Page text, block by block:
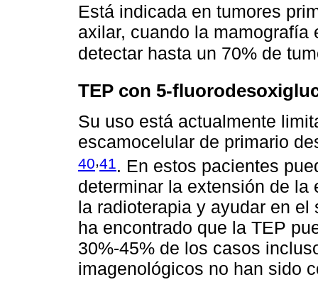
Está indicada en tumores
axilar, cuando la mamografía
detectar hasta un 70% de
TEP con 5-
Su uso está actualmente
escamocelular de primario
40 41 . En estos pacientes
determinar la extensión de
la radioterapia y ayudar en
ha encontrado que la TEP
30%-45% de los casos
imagenológicos no han sido